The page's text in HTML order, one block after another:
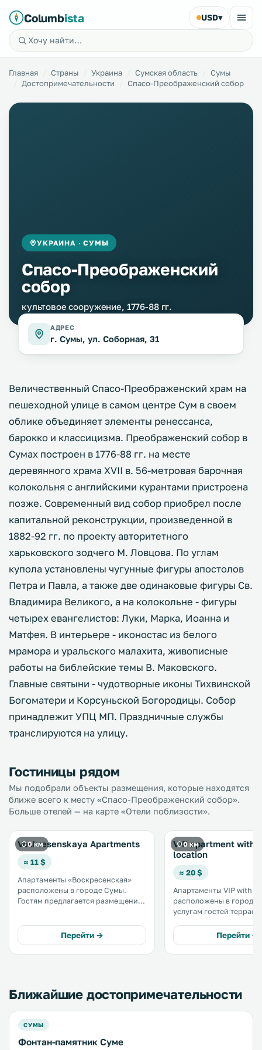
Columbista USD▾
Главная Страны Украина Сумская область
Сумы
Достопримечательности
Спасо-Преображенский собор
УКРАИНА · СУМЫ
Спасо-Преображенский
собор
культовое сооружение, 1776-88 гг.
АДРЕС
г. Сумы, ул. Соборная, 31
Величественный Спасо-Преображенский храм на
пешеходной улице в самом центре Сум в своем
облике объединяет элементы ренессанса,
барокко и классицизма. Преображенский собор в
Сумах построен в 1776-88 гг. на месте
деревянного храма XVII в. 56-метровая барочная
колокольня с английскими курантами пристроена
позже. Современный вид собор приобрел после
капитальной реконструкции, произведенной в
1882-92 гг. по проекту авторитетного
харьковского зодчего М. Ловцова. По углам
купола установлены чугунные фигуры апостолов
Петра и Павла, а также две одинаковые фигуры Св.
Владимира Великого, а на колокольне - фигуры
четырех евангелистов: Луки, Марка, Иоанна и
Матфея. В интерьере - иконостас из белого
мрамора и уральского малахита, живописные
работы на библейские темы В. Маковского.
Главные святыни - чудотворные иконы Тихвинской
Богоматери и Корсуньской Богородицы. Собор
принадлежит УПЦ МП. Праздничные службы
транслируются на улицу.
Гостиницы рядом
Мы подобрали объекты размещения, которые находятся
ближе всего к месту «Спасо-Преображенский собор».
Больше отелей — на карте «Отели поблизости».
0 км
Voskresenskaya Apartments
≈ 11 $
Апартаменты «Воскресенская»
расположены в городе Сумы.
Гостям предлагается размещение
помещениях. В числе удобств
апартаментов — кухня с духовкой,
микроволновой печью и
Перейти →
0 км
VIP apartment with
location
≈ 20 $
Апартаменты VIP with
расположены в городе
услугам гостей терраса,
частная парковка на
территории. В числе удобств
обеденная зона,
Перейти →
Ближайшие достопримечательности
СУМЫ
Фонтан-памятник Суме